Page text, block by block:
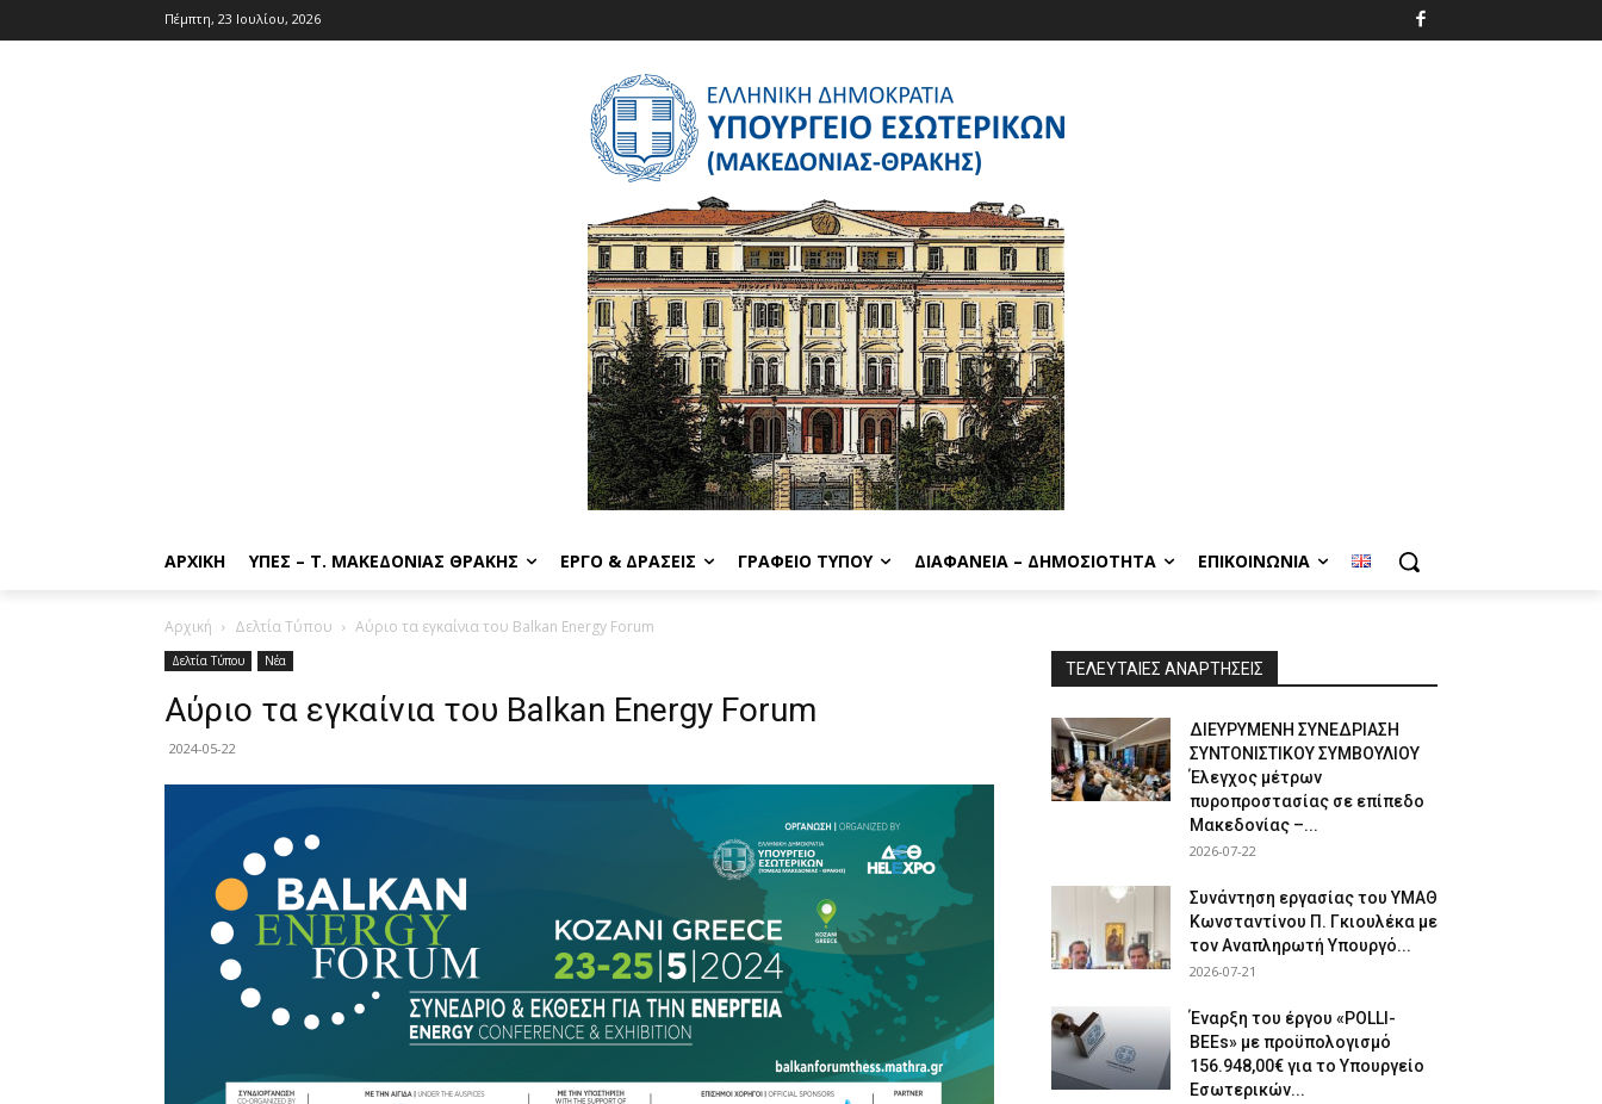
Πέμπτη, 23 Ιουλίου, 2026
ΑΡΧΙΚΉ ΥΠΕΣ – Τ. ΜΑΚΕΔΟΝΊΑΣ ΘΡΆΚΗΣ ΈΡΓΟ & ΔΡΆΣΕΙΣ ΓΡΑΦΕΊΟ ΤΎΠΟΥ ΔΙΑΦΆΝΕΙΑ – ΔΗΜΟΣΙΌΤΗΤΑ ΕΠΙΚΟΙΝΩΝΊΑ
Αρχική Δελτία Τύπου Αύριο τα εγκαίνια του Balkan Energy Forum
Δελτία Τύπου Νέα
Αύριο τα εγκαίνια του Balkan Energy Forum
2024-05-22
ΤΕΛΕΥΤΑΙΕΣ ΑΝΑΡΤΗΣΕΙΣ
ΔΙΕΥΡΥΜΕΝΗ ΣΥΝΕΔΡΙΑΣΗ
ΣΥΝΤΟΝΙΣΤΙΚΟΥ ΣΥΜΒΟΥΛΙΟΥ
Έλεγχος μέτρων
πυροπροστασίας σε επίπεδο
Μακεδονίας –...
2026-07-22
Συνάντηση εργασίας του ΥΜΑΘ
Κωνσταντίνου Π. Γκιουλέκα με
τον Αναπληρωτή Υπουργό...
2026-07-21
Έναρξη του έργου «POLLI-
BEEs» με προϋπολογισμό
156.948,00€ για το Υπουργείο
Εσωτερικών...